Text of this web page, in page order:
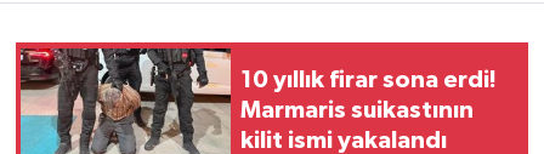
10 yıllık firar sona erdi!
Marmaris suikastının
kilit ismi yakalandı
VEFAT
BİLİM&TEKNOLOJİ